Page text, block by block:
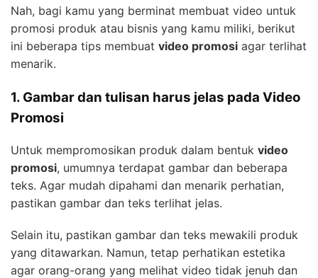
Nah, bagi kamu yang berminat membuat video untuk
promosi produk atau bisnis yang kamu miliki, berikut
ini beberapa tips membuat video promosi agar terlihat
menarik.
1. Gambar dan tulisan harus jelas pada Video
Promosi
Untuk mempromosikan produk dalam bentuk video
promosi, umumnya terdapat gambar dan beberapa
teks. Agar mudah dipahami dan menarik perhatian,
pastikan gambar dan teks terlihat jelas.
Selain itu, pastikan gambar dan teks mewakili produk
yang ditawarkan. Namun, tetap perhatikan estetika
agar orang-orang yang melihat video tidak jenuh dan